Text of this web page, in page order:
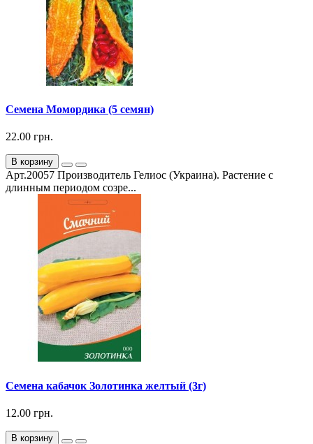
Семена Момордика (5 семян)
22.00 грн.
В корзину
Арт.20057 Производитель Гелиос (Украина). Растение с
длинным периодом созре...
Семена кабачок Золотинка желтый (3г)
12.00 грн.
В корзину